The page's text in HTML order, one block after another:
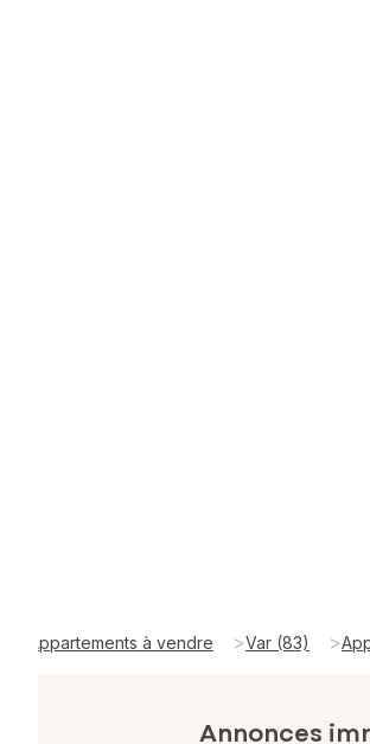
Appartements à vendre >Var (83) >
Annonces